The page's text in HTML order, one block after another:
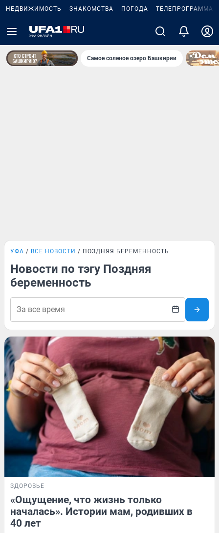
НЕДВИЖИМОСТЬ ЗНАКОМСТВА ПОГОДА ТЕЛЕПРОГРАММА
Самое соленое озеро Башкирии
УФА ВСЕ НОВОСТИ ПОЗДНЯЯ БЕРЕМЕННОСТЬ
Новости по тэгу Поздняя
беременность
ЗДОРОВЬЕ
«Ощущение, что жизнь только
началась». Истории мам, родивших в
40 лет